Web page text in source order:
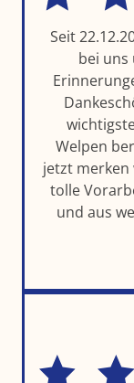
Seit
bei
Welpen
jetzt merken
tolle
und aus